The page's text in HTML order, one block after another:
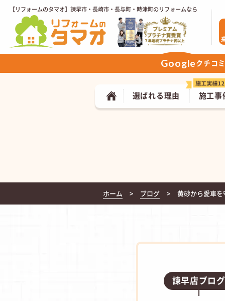
【リフォームのタマオ】諫早市・長崎市・長与町・時津町のリフォームなら
施工事
選ばれる理由
Googleクチコ
ホーム ブログ 黄砂から愛車を
諫早店ブログ